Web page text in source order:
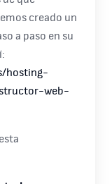
creado un
a paso en su
hosting-
web-